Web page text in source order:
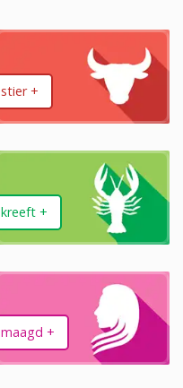
stier +
kreeft +
maagd +